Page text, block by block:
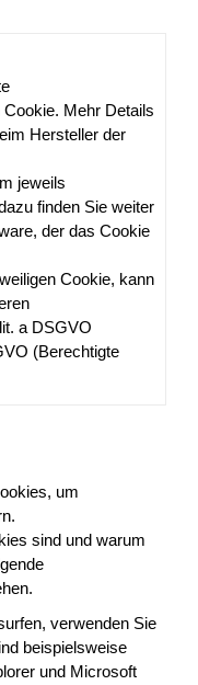
Mehr Details
Hersteller der
jeweils
finden Sie weiter
der das Cookie
Cookie, kann
a DSGVO
(Berechtigte
um
sind und warum
verwenden Sie
beispielsweise
und Microsoft